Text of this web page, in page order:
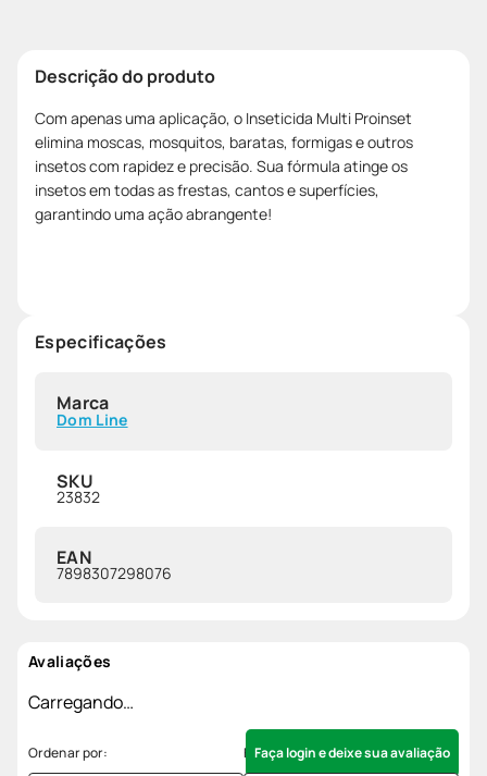
Descrição do produto
Com apenas uma aplicação, o Inseticida Multi Proinset
elimina moscas, mosquitos, baratas, formigas e outros
insetos com rapidez e precisão. Sua fórmula atinge os
insetos em todas as frestas, cantos e superfícies,
garantindo uma ação abrangente!
Especificações
Marca
Dom Line
SKU
23832
EAN
7898307298076
Avaliações
Carregando…
Faça login e deixe sua avaliação